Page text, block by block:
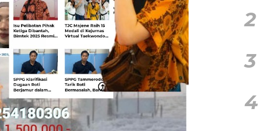
2
3
4